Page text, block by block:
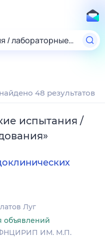
/ лабораторные
48 результатов
испытания /
»
Луг
объявлений
ИМ. М.П.